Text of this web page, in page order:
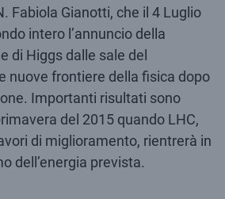
Fabiola Gianotti, che il 4 Luglio
intero l’annuncio della
di Higgs dalle sale del
nuove frontiere della fisica dopo
Importanti risultati sono
del 2015 quando LHC,
di miglioramento, rientrerà in
dell’energia prevista.